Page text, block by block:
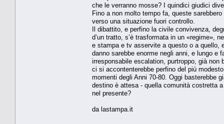
che le verranno mosse? I quindici giudici
Fino a non molto tempo fa, queste
verso una situazione fuori controllo.
Il dibattito, e perfino la civile convivenza,
d’un tratto, s’è trasformata in un «regime»,
e stampa e tv asservite a questo o a quello,
danno sarebbe enorme negli anni, e lungo e
irresponsabile escalation, purtroppo, già
ci si accontenterebbe perfino del più
momenti degli Anni 70-80. Oggi basterebbe
destino è attesa - quella comunità costretta
nel presente?
da lastampa.it